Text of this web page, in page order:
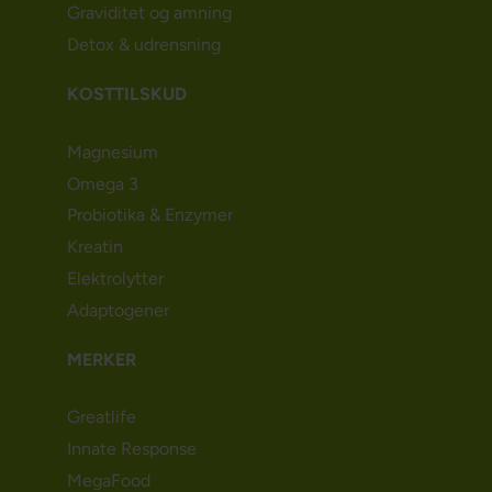
Graviditet og amning
Detox & udrensning
KOSTTILSKUD
Magnesium
Omega 3
Probiotika & Enzymer
Kreatin
Elektrolytter
Adaptogener
MERKER
Greatlife
Innate Response
MegaFood